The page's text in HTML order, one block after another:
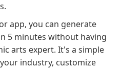
app, you can generate
5 minutes without having
arts expert. It's a simple
industry, customize